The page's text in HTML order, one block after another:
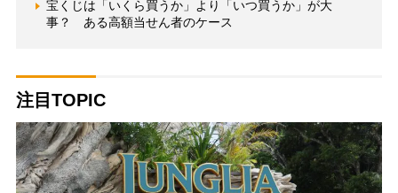
宝くじは「いくら買うか」より「いつ買うか」が大
事？ ある高額当せん者のケース
注目TOPIC